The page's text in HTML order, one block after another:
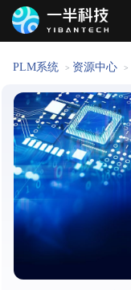
PLM系统 > 资源中心 >